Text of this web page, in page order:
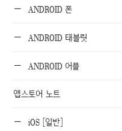
ANDROID 폰
ANDROID 태블릿
ANDROID 어플
앱스토어 노트
iOS [일반]